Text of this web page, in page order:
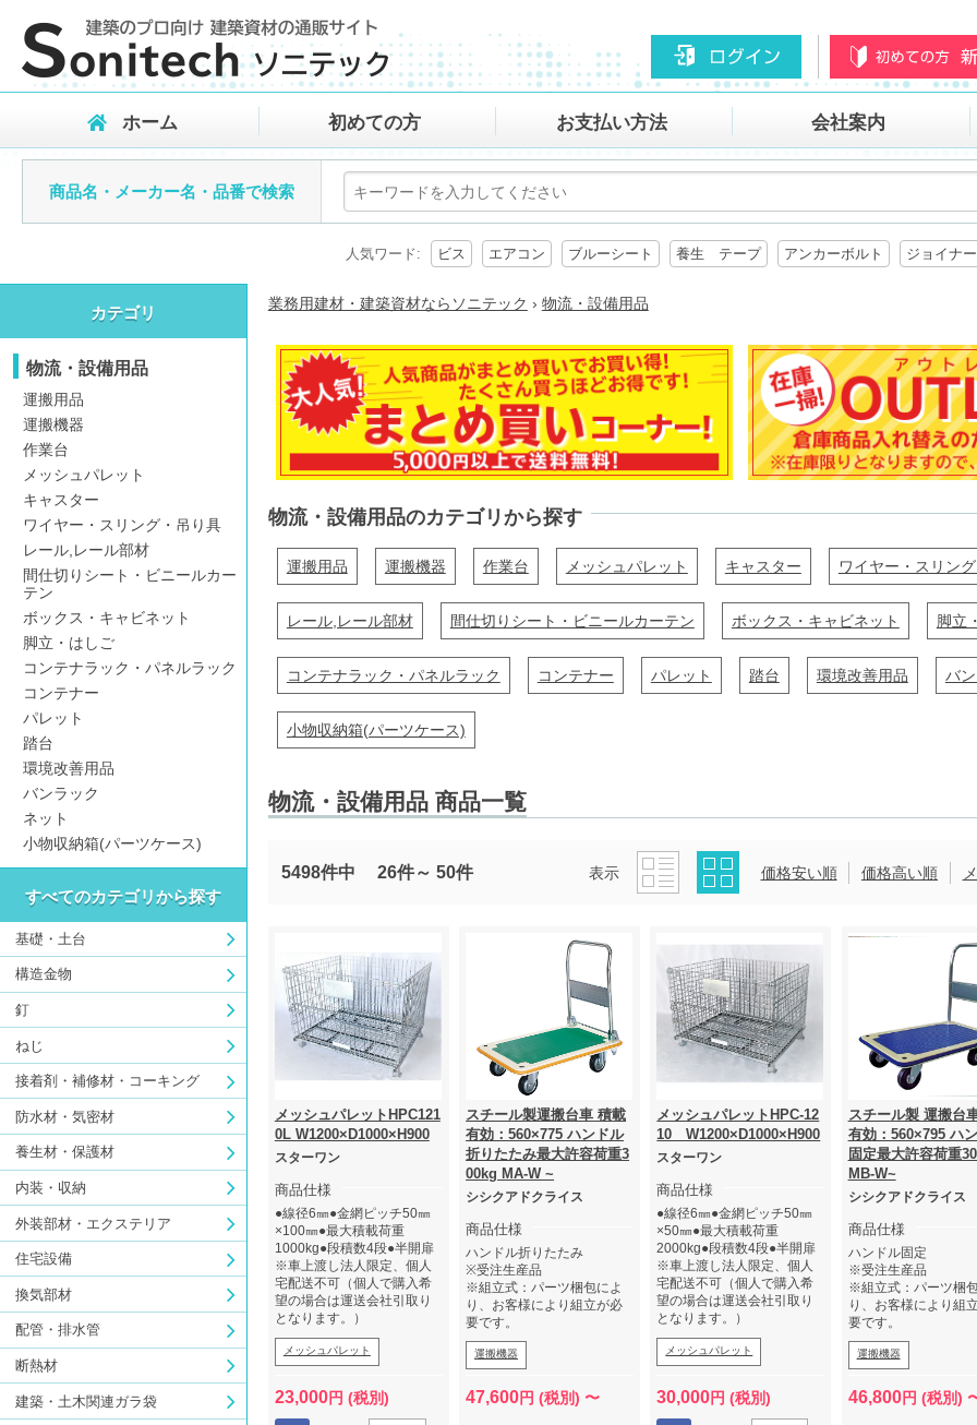
ホーム 初めての方 お支払い方法 会社案内
商品名・メーカー名・品番で検索
人気ワード: ビス エアコン ブルーシート 養生 テープ アンカーボルト ジョイナー
カテゴリ
物流・設備用品
運搬用品
運搬機器
作業台
メッシュパレット
キャスター
ワイヤー・スリング・吊り具
レール,レール部材
間仕切りシート・ビニールカー
テン
ボックス・キャビネット
脚立・はしご
コンテナラック・パネルラック
コンテナー
パレット
踏台
環境改善用品
バンラック
ネット
小物収納箱(パーツケース)
すべてのカテゴリから探す
基礎・土台
構造金物
釘
ねじ
接着剤・補修材・コーキング
防水材・気密材
養生材・保護材
内装・収納
外装部材・エクステリア
住宅設備
換気部材
配管・排水管
断熱材
建築・土木関連ガラ袋
業務用建材・建築資材ならソニテック › 物流・設備用品
物流・設備用品のカテゴリから探す
運搬用品 運搬機器 作業台 メッシュパレット キャスター ワイヤー・スリン
レール,レール部材 間仕切りシート・ビニールカーテン ボックス・キャビネット 脚立
コンテナラック・パネルラック コンテナー パレット 踏台 環境改善用品 バ
小物収納箱(パーツケース)
物流・設備用品 商品一覧
5498件中 26件～ 50件 表示 価格安い順 価格高い順
メッシュパレットHPC121
0L W1200×D1000×H900
スターワン
商品仕様
●線径6㎜●金網ピッチ50㎜
×100㎜●最大積載荷重
1000kg●段積数4段●半開扉
※車上渡し法人限定、個人
宅配送不可（個人で購入希
望の場合は運送会社引取り
となります。）
メッシュパレット
23,000円 (税別)
スチール製運搬台車 積載
有効：560×775 ハンドル
折りたたみ最大許容荷重3
00kg MA-W ~
シシクアドクライス
商品仕様
ハンドル折りたたみ
※受注生産品
※組立式：パーツ梱包によ
り、お客様により組立が必
要です。
運搬機器
47,600円 (税別) 〜
メッシュパレットHPC-12
10 W1200×D1000×H900
スターワン
商品仕様
●線径6㎜●金網ピッチ50㎜
×50㎜●最大積載荷重
2000kg●段積数4段●半開扉
※車上渡し法人限定、個人
宅配送不可（個人で購入希
望の場合は運送会社引取り
となります。）
メッシュパレット
30,000円 (税別)
スチール製 運搬台
有効：560×795 ハ
固定最大許容荷重
MB-W~
シシクアドクライス
商品仕様
ハンドル固定
※受注生産品
※組立式：パーツ梱
り、お客様により組
要です。
運搬機器
46,800円 (税別)